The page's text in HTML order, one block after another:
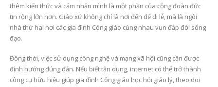
thêm kiến thức và cảm nhận mình là một phần của cộng đoàn đức
tin rộng lớn hơn. Giáo xứ không chỉ là nơi đến để đi lễ, mà là ngôi
nhà thứ hai nơi các gia đình Công giáo cùng nhau vun đắp đời sống
đạo.
Đồng thời, việc sử dụng công nghệ và mạng xã hội cũng cần được
định hướng đúng đắn. Nếu biết tận dụng, internet có thể trở thành
công cụ hữu hiệu giúp gia đình Công giáo học hỏi giáo lý, theo dõi